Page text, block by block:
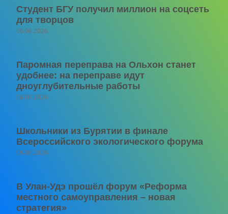
Студент БГУ получил миллион на соцсеть
для творцов
06.08.2026
Паромная переправа на Ольхон станет
удобнее: на переправе идут
дноуглубительные работы
06.08.2026
Школьники из Бурятии в финале
Всероссийского экологического форума
06.08.2026
В Улан-Удэ прошёл форум «Реформа
местного самоуправления – новая
стратегия»